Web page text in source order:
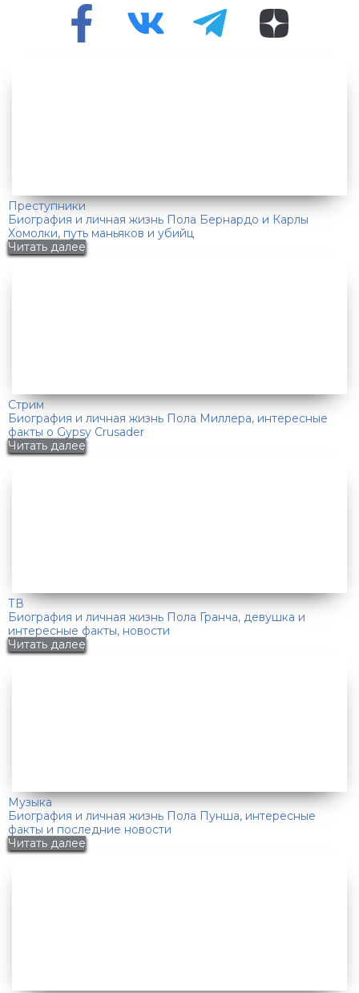
Преступники
Биография и личная жизнь Пола Бернардо и Карлы
Хомолки, путь маньяков и убийц
Читать далее
Стрим
Биография и личная жизнь Пола Миллера, интересные
факты о Gypsy Crusader
Читать далее
ТВ
Биография и личная жизнь Пола Гранча, девушка и
интересные факты, новости
Читать далее
Музыка
Биография и личная жизнь Пола Пунша, интересные
факты и последние новости
Читать далее